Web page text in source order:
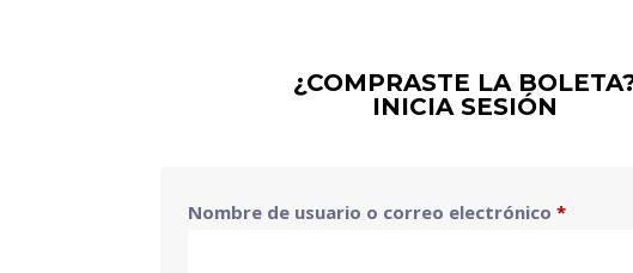
¿COMPRASTE LA
INICIA SESIÓN
Nombre de usuario o correo electrónico*